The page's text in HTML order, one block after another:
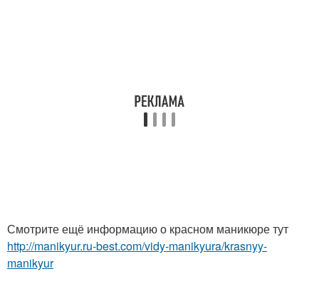
Смотрите ещё информацию о красном маникюре тут
http://manikyur.ru-best.com/vidy-manikyura/krasnyy-
manikyur